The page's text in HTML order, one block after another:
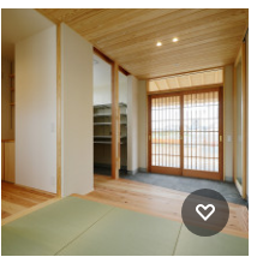
Mittelgroßer Moderner
Eingang mit Korridor, weißer
Wandfarbe, hellem
Holzboden und braunem
Boden in Paris